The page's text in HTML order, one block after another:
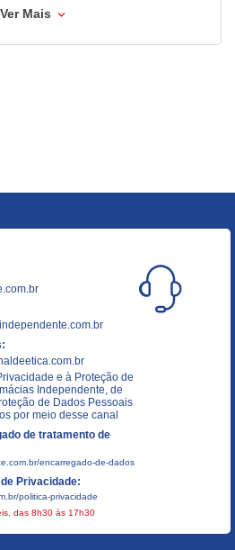
Ver Mais
e à Proteção de
Independente, de
de Dados Pessoais
por meio desse canal
de tratamento de
encarregado-de-dados
Privacidade:
politica-privacidade
das 8h30 às 17h30